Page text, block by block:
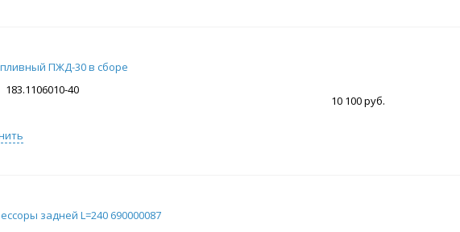
ПЖД-30 в сборе
183.1106010-40
10 100 руб.
задней L=240 690000087